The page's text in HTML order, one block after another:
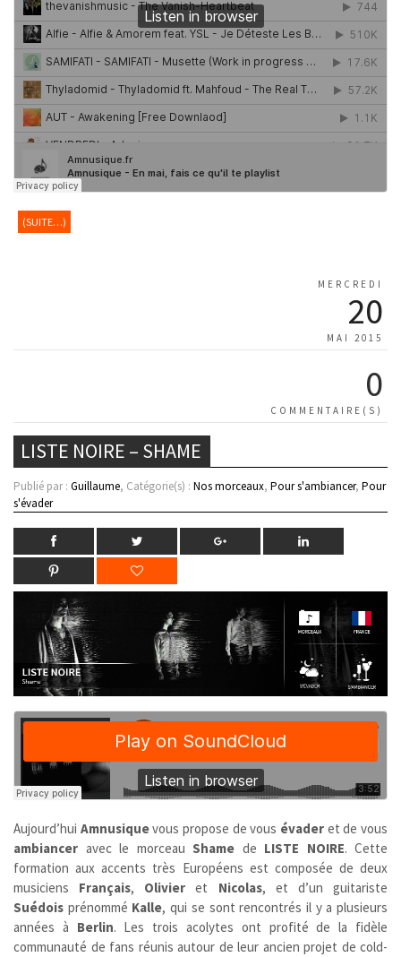
(SUITE…)
MERCREDI
20
MAI 2015
0
COMMENTAIRE(S)
LISTE NOIRE – SHAME
Publié par : Guillaume, Catégorie(s) : Nos morceaux, Pour s'ambiancer, Pour
s'évader
Aujourd’hui Amnusiquevous propose de vous évader et de vous
ambiancer avec le morceau Shame de LISTE NOIRE. Cette
formation aux accents très Européens est composée de deux
musiciens Français, Olivier et Nicolas, et d’un guitariste
Suédois prénommé Kalle, qui se sont rencontrés il y a plusieurs
années à Berlin. Les trois acolytes ont profité de la fidèle
communauté de fans réunis autour de leur ancien projet de cold-